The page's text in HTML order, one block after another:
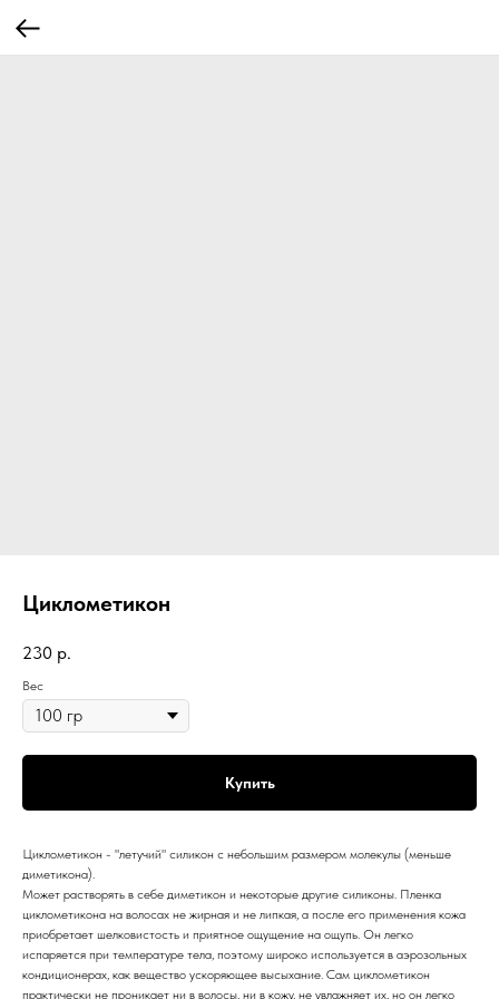
Циклометикон
230 р.
Вес
Купить
Циклометикон - "летучий" силикон с небольшим размером молекулы (меньше
диметикона).
Может растворять в себе диметикон и некоторые другие силиконы. Пленка
циклометикона на волосах не жирная и не липкая, а после его применения кожа
приобретает шелковистость и приятное ощущение на ощупь. Он легко
испаряется при температуре тела, поэтому широко используется в аэрозольных
кондиционерах, как вещество ускоряющее высыхание. Сам циклометикон
практически не проникает ни в волосы, ни в кожу, не увлажняет их, но он легко